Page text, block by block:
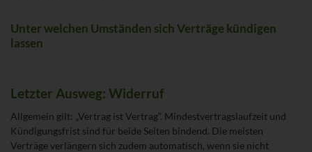
Unter welchen Umständen sich Verträge kündigen
lassen
Letzter Ausweg: Widerruf
Allgemein gilt: „Vertrag ist Vertrag“. Mindestvertragslaufzeit und
Kündigungsfrist sind für beide Seiten bindend. Die meisten
Verträge verlängern sich zudem automatisch, wenn sie nicht